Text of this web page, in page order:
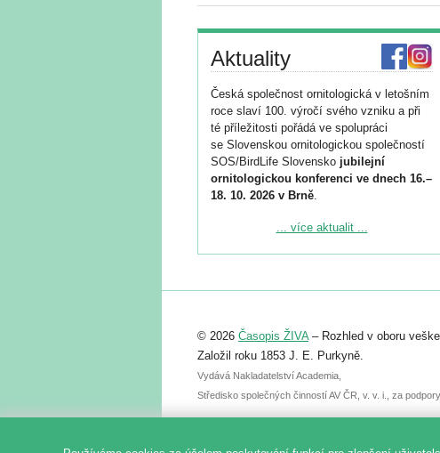
Aktuality
Česká společnost ornitologická v letošním
roce slaví 100. výročí svého vzniku a při
té příležitosti pořádá ve spolupráci
se Slovenskou ornitologickou společností
SOS/BirdLife Slovensko jubilejní
ornitologickou konferenci ve dnech 16.–
18. 10. 2026 v Brně.
Podrobnější informace ke konferenci
Registrovat se můžete do 6. září.
abstraktu přihlášené přednášky nebo
posteru je už 30. června.
... více aktualit ...
© 2026 Časopis ŽIVA– Rozhled v oboru
Založil roku 1853 J. E. Purkyně.
Vydává Nakladatelství Academia,
Středisko společných činností AV ČR, v. v. i., za